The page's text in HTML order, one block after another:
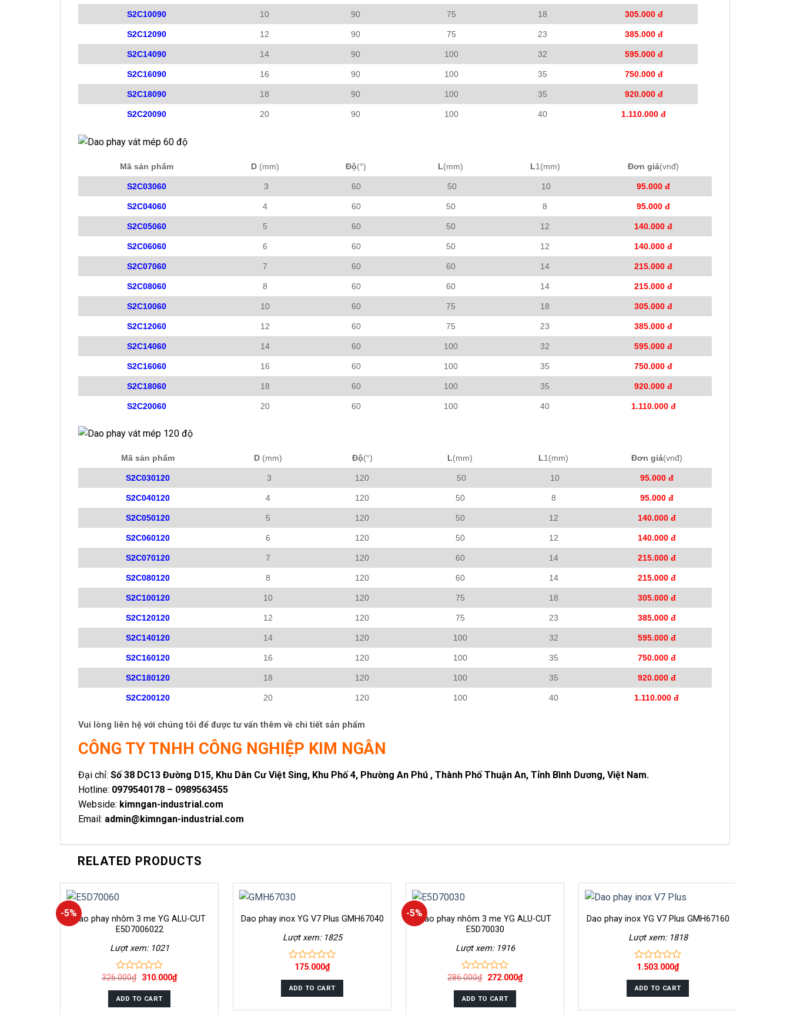
S2C10090 10 90 75 18 305.000 đ
S2C12090 12 90 75 23 385.000 đ
S2C14090 14 90 100 32 595.000 đ
S2C16090 16 90 100 35 750.000 đ
S2C18090 18 90 100 35 920.000 đ
S2C20090 20 90 100 40 1.110.000 đ
Mã sản phẩm D (mm) Độ(°) L(mm) L1(mm) Đơn giá(vnđ)
S2C03060 3 60 50 10 95.000 đ
S2C04060 4 60 50 8 95.000 đ
S2C05060 5 60 50 12 140.000 đ
S2C06060 6 60 50 12 140.000 đ
S2C07060 7 60 60 14 215.000 đ
S2C08060 8 60 60 14 215.000 đ
S2C10060 10 60 75 18 305.000 đ
S2C12060 12 60 75 23 385.000 đ
S2C14060 14 60 100 32 595.000 đ
S2C16060 16 60 100 35 750.000 đ
S2C18060 18 60 100 35 920.000 đ
S2C20060 20 60 100 40 1.110.000 đ
Mã sản phẩm D (mm) Độ(°) L(mm) L1(mm) Đơn giá(vnđ)
S2C030120 3 120 50 10 95.000 đ
S2C040120 4 120 50 8 95.000 đ
S2C050120 5 120 50 12 140.000 đ
S2C060120 6 120 50 12 140.000 đ
S2C070120 7 120 60 14 215.000 đ
S2C080120 8 120 60 14 215.000 đ
S2C100120 10 120 75 18 305.000 đ
S2C120120 12 120 75 23 385.000 đ
S2C140120 14 120 100 32 595.000 đ
S2C160120 16 120 100 35 750.000 đ
S2C180120 18 120 100 35 920.000 đ
S2C200120 20 120 100 40 1.110.000 đ
Vui lòng liên hệ với chúng tôi để được tư vấn thêm về chi tiết sản phẩm
CÔNG TY TNHH CÔNG NGHIỆP KIM NGÂN
Đại chỉ: Số 38 DC13 Đường D15, Khu Dân Cư Việt Sing, Khu Phố 4, Phường An Phú , Thành Phố Thuận An, Tỉnh Bình Dương, Việt Nam.
Hotline: 0979540178 – 0989563455
Webside: kimngan-industrial.com
Email: admin@kimngan-industrial.com
RELATED PRODUCTS
-5%
Dao phay nhôm 3 me YG ALU-CUT
E5D7006022
Lượt xem: 1021
0
of
5
326.000₫ 310.000₫
ADD TO CART
Dao phay inox YG V7 Plus GMH67040
Lượt xem: 1825
of
5
175.000₫
ADD TO CART
-5%
Dao phay nhôm 3 me YG ALU-CUT
E5D70030
Lượt xem: 1916
0
of
5
286.000₫ 272.000₫
ADD TO CART
Dao phay inox YG V7 Plus GMH67160
Lượt xem: 1818
0
of
5
1.503.000₫
ADD TO CART